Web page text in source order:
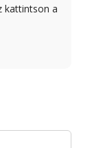
kattintson a